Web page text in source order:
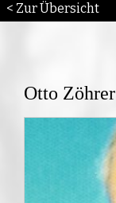
< Zur Übersicht
Otto Zöhrer